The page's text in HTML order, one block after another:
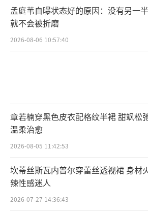
团《瑞狮庆丰年》带你领
狮”灵动之美；“逢喜事，
理《南涧跳菜》展现音乐、
绝技；圆球上如何再摞五层
作技艺如何用舞蹈精彩还原？
地与雪山深处的新农人们青春
（周六）20:47，《丰收集结
首播。节目中这些古老与现
流行的融合、乡村与城市的融
和网友打开“新思路”。
孟庭苇自曝状态好的原因：没有另一半
就不会被折磨
2026-08-06 10:57:40
章若楠穿黑色皮衣配格纹半裙 甜飒松
温柔治愈
2026-08-05 11:42:53
坎蒂丝斯瓦内普尔穿蕾丝透视裙 身材
辣性感迷人
2026-07-27 14:36:43